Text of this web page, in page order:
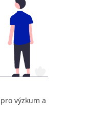
výzkum a